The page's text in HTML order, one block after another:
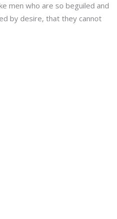
men who are so beguiled and
by desire, that they cannot